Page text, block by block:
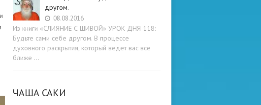
другом.
08.08.2016
Из книги «СЛИЯНИЕ С ШИВОЙ» УРОК ДНЯ 118:
Будьте cами cебе другом. В процессе
духовного раскрытия, который ведет вас все
ближе …
ЧАША САКИ